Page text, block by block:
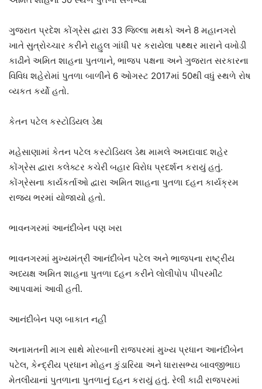
ગુજરાત પ્રદેશ કોંગ્રેસ દ્વારા 33 જિલ્લા મથકો અને 8 મહાનગરો
ખાતે સુત્રોચ્ચાર કરીને રાહુલ ગાંધી પર કરાયેલા પથ્થર મારાને વખોડી
કાઢીને અમિત શાહના પુતળાને, ભાજપ પક્ષના અને ગુજરાત સરકારના
વિવિધ શહેરોમાં પુતળા બાળીને 6 ઓગસ્ટ 2017માં 50થી વધું સ્થળે રોષ
વ્યકત કર્યો હતો.
કેતન પટેલ કસ્ટોડિયલ ડેથ
મહેસાણામાં કેતન પટેલ કસ્ટોડિયલ ડેથ મામલે અમદાવાદ શહેર
કોંગ્રેસ દ્વારા કલેક્ટર કચેરી બહાર વિરોધ પ્રદર્શન કરાયું હતું.
કોંગ્રેસના કાર્યકર્તાઓ દ્વારા અમિત શાહના પુતળા દહન કાર્યક્રમ
રાજ્ય ભરમાં યોજાયો હતો.
ભાવનગરમાં આનંદીબેન પણ ખરા
ભાવનગરમાં મુખ્યમંત્રી આનંદીબેન પટેલ અને ભાજપના રાષ્ટ્રીય
અધ્યક્ષ અમિત શાહના પુતળા દહન કરીને લોલીપોપ પીપરમીંટ
આપવામાં આવી હતી.
આનંદીબેન પણ બાકાત નહીં
અનામતની માગ સાથે મોરબાની રાજપરમાં મુખ્ય પ્રધાન આનંદીબેન
પટેલ, કેન્દ્રીય પ્રધાન મોહન કુંડારિયા અને ધારાસભ્ય બાવજીભાઇ
મેતલીયાનાં પુતળાના પુતળાનું દહન કરાયું હતું. રેલી કાઢી રાજપરમાં